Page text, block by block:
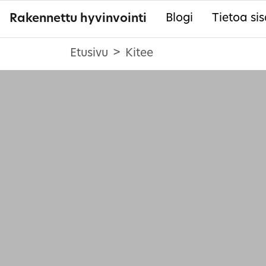
Rakennettu hyvinvointi Blogi Tietoa
Etusivu Kitee